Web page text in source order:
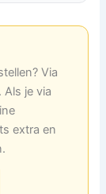
Via
je via
extra en